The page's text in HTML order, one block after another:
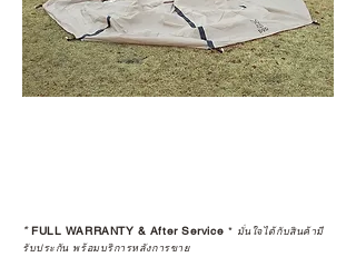
*FULL WARRANTY & After Service * มั่นใจได้กับสินค้ามี
รับประกัน พร้อมบริการหลังการขาย